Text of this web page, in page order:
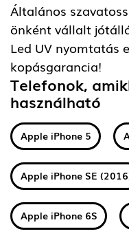
Általános
önként vállalt
Led UV nyomtatás
kopásgarancia!
Telefonok,
használható
Apple iPhone 5
Apple iPhone SE
Apple iPhone 6S